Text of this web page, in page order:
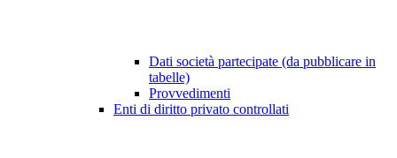
Dati società partecipate (da pubblicare in
tabelle)
Provvedimenti
Enti di diritto privato controllati